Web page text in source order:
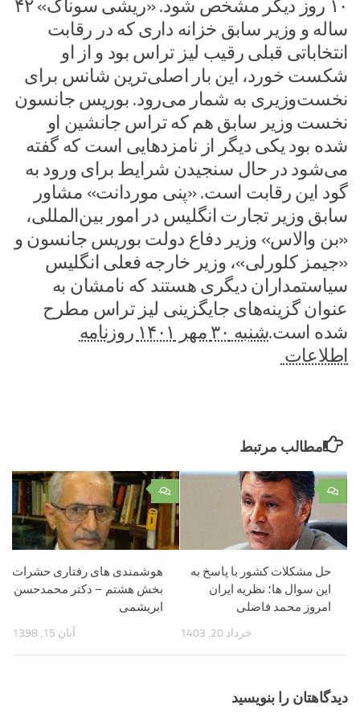
۱۰ روز دیگر مشخص شود. «ریشی سوناک» ۴۲
ساله و وزیر سابق خزانه داری که در رقابت
انتخاباتی قبلی رقیب لیز تراس بود و از او
شکست خورد، این بار اصلی‌ترین شانس برای
نخست‌وزیری به شمار می‌رود. بوریس جانسون
نخست وزیر سابق هم که تراس جانشین او
شده بود یکی دیگر از نامزدهایی است که گفته
می‌شود در حال سنجیدن شرایط برای ورود به
گود این رقابت است. «پنی موردانت» مشاور
سابق وزیر تجارت انگلیس در امور بین‌المللی،
«بن والاس» وزیر دفاع دولت بوریس جانسون و
«جیمز کلورلی»، وزیر خارجه فعلی انگلیس
سیاستمداران دیگری هستند که نامشان به
عنوان گزینه‌های جایگزینی لیز تراس مطرح
شده‌ است.
شنبه ۳۰ مهر ۱۴۰۱ روزنامه
اطلاعات
مطالب مرتبط
۰
هوشمندی ‌های رفتاری حشرات
بخش هشتم – دکتر محمدحسن
ابریشمى
آبان 15, 1398
۰
حل مشکلات کشور با پاسخ به
این سوال ها؛ نظریه ایران
امروز محمد فاضلی
خرداد 20, 1403
دیدگاهتان را بنویسید